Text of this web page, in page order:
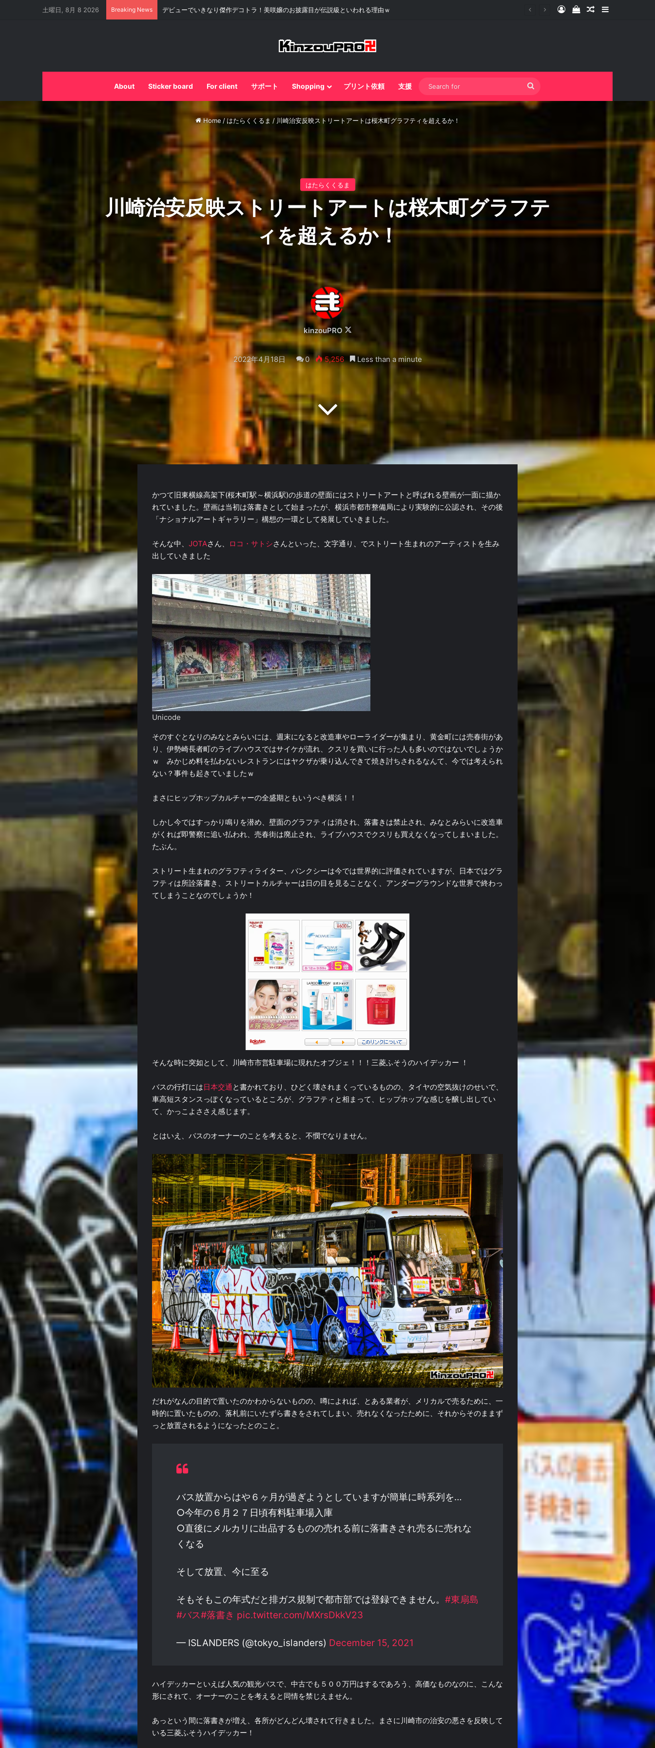
土曜日, 8月 8 2026 Breaking News これがストリートドリフトの神業リアル「溝落とし」だ！ Log InView your
Random Article
Sidebar
About Sticker board For client サポート Shopping プリント依頼 支援
for
Home/はたらくくるま / 川崎治安反映ストリートアートは桜木町グラフティを超えるか！
はたらくくるま
川崎治安反映ストリートアートは桜木町グラフテ
ィを超えるか！
kinzouPRO
Follow
on
X
2022年4月18日 0 5,256 Less than a minute
かつて旧東横線高架下(桜木町駅～横浜駅)の歩道の壁面にはストリートアートと呼ばれる壁画が一面に描か
れていました。壁画は当初は落書きとして始まったが、横浜市都市整備局により実験的に公認され、その後
「ナショナルアートギャラリー」構想の一環として発展していきました。
そんな中、 JOTAさん、 ロコ・サトシさんといった、文字通り、でストリート生まれのアーティストを生み
出していきました
Unicode
そのすぐとなりのみなとみらいには、週末になると改造車やローライダーが集まり、黄金町には売春街があ
り、伊勢崎長者町のライブハウスではサイケが流れ、クスリを買いに行った人も多いのではないでしょうか
ｗ みかじめ料を払わないレストランにはヤクザが乗り込んできて焼き討ちされるなんて、今では考えられ
ない？事件も起きていましたｗ
まさにヒップホップカルチャーの全盛期ともいうべき横浜！！
しかし今ではすっかり鳴りを潜め、壁面のグラフティは消され、落書きは禁止され、みなとみらいに改造車
がくれば即警察に追い払われ、売春街は廃止され、ライブハウスでクスリも買えなくなってしまいました。
たぶん。
ストリート生まれのグラフティライター、バンクシーは今では世界的に評価されていますが、日本ではグラ
フティは所詮落書き、ストリートカルチャーは日の目を見ることなく、アンダーグラウンドな世界で終わっ
てしまうことなのでしょうか！
そんな時に突如として、川崎市市営駐車場に現れたオブジェ！！！三菱ふそうのハイデッカー ！
バスの行灯には日本交通 と書かれており、ひどく壊されまくっているものの、タイヤの空気抜けのせいで、
車高短スタンスっぽくなっているところが、グラフティと相まって、ヒップホップな感じを醸し出してい
て、かっこよささえ感じます。
とはいえ、バスのオーナーのことを考えると、不憫でなりません。
だれがなんの目的で置いたのかわからないものの、噂によれば、とある業者が、メリカルで売るために、一
時的に置いたものの、落札前にいたずら書きをされてしまい、売れなくなったために、それからそのままず
っと放置されるようになったとのこと。
バス放置からはや６ヶ月が過ぎようとしていますが簡単に時系列を…
○今年の６月２７日頃有料駐車場入庫
○直後にメルカリに出品するものの売れる前に落書きされ売るに売れな
くなる
そして放置、今に至る
そもそもこの年式だと排ガス規制で都市部では登録できません。 #東扇島
#バス#落書き pic.twitter.com/MXrsDkkV23
— ISLANDERS (@tokyo_islanders) December 15, 2021
ハイデッカーといえば人気の観光バスで、中古でも５００万円はするであろう、高価なものなのに、こんな
形にされて、オーナーのことを考えると同情を禁じえません。
あっという間に落書きが増え、各所がどんどん壊されて行きました。まさに川崎市の治安の悪さを反映して
いる三菱ふそうハイデッカー！